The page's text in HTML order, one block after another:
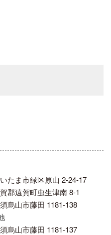
たま市緑区原山 2-24-17
郡遠賀町虫生津南 8-1
烏山市藤田 1181-138
烏山市藤田 1181-137